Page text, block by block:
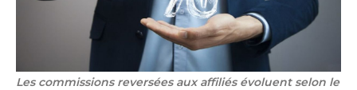
Les commissions reversées aux affiliés évoluent selon le